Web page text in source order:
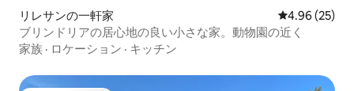
リレサンの一軒家 レビュー25
4.96 (25)
ブリンドリアの居心地の良い小さな家。動物園の近く
家族 · ロケーション · キッチン